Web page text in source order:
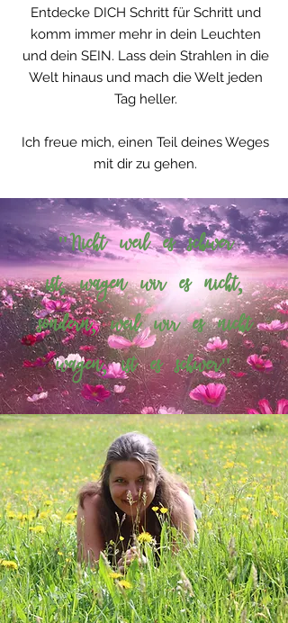
Entdecke DICH Schritt für Schritt und
komm immer mehr in dein Leuchten
und dein SEIN. Lass dein Strahlen in die
Welt hinaus und mach die Welt jeden
Tag heller.
Ich freue mich, einen Teil deines Weges
mit dir zu gehen.
"Nicht weil es schwer
ist,wagen wir es nicht,
sondern, weil wir es nicht
wagen,ist es schwer"